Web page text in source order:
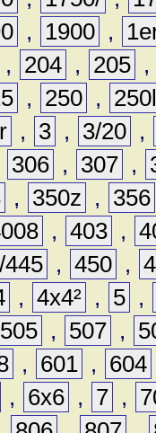
, 1900 ,
, 204 , 205 ,
, 250 ,
, 3 , 3/20 ,
306 , 307 ,
, 350z ,
356
, 403 ,
445 , 450 ,
, 4x4² , 5 ,
505 , 507 ,
, 601 , 604
, 6x6 , 7 ,